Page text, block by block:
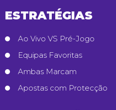
ESTRATÉGIAS
Ao Vivo VS Pré-Jogo
Equipas Favoritas
Ambas Marcam
Apostas com Protecção